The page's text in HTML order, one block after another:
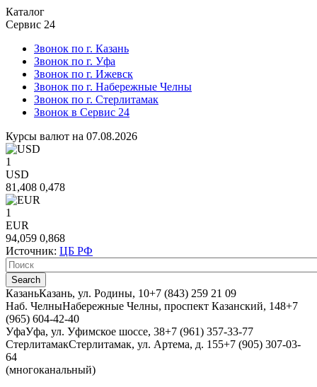
Каталог
Сервис 24
Звонок по г. Казань
Звонок по г. Уфа
Звонок по г. Ижевск
Звонок по г. Набережные Челны
Звонок по г. Стерлитамак
Звонок в Сервис 24
Курсы валют на 07.08.2026
1
USD
81,408 0,478
1
EUR
94,059 0,868
Источник: ЦБ РФ
КазаньКазань, ул. Родины, 10+7 (843) 259 21 09
Наб. ЧелныНабережные Челны, проспект Казанский, 148+7
(965) 604-42-40
УфаУфа, ул. Уфимское шоссе, 38+7 (961) 357-33-77
СтерлитамакСтерлитамак, ул. Артема, д. 155+7 (905) 307-03-
64
(многоканальный)